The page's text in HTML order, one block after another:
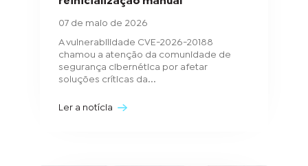
07 de maio de 2026
A vulnerabilidade CVE-2026-20188
chamou a atenção da comunidade de
segurança cibernética por afetar
soluções críticas da...
Ler a notícia